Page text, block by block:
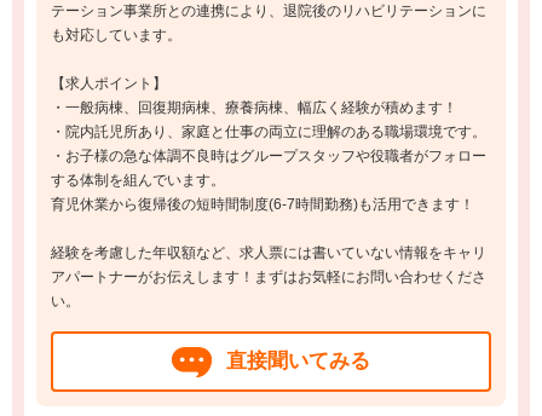
テーション事業所との連携により、退院後のリハビリテーションに
も対応しています。
【求人ポイント】
・一般病棟、回復期病棟、療養病棟、幅広く経験が積めます！
・院内託児所あり、家庭と仕事の両立に理解のある職場環境です。
・お子様の急な体調不良時はグループスタッフや役職者がフォロー
する体制を組んでいます。
育児休業から復帰後の短時間制度(6-7時間勤務)も活用できます！
経験を考慮した年収額など、求人票には書いていない情報をキャリ
アパートナーがお伝えします！まずはお気軽にお問い合わせくださ
い。
直接聞いてみる